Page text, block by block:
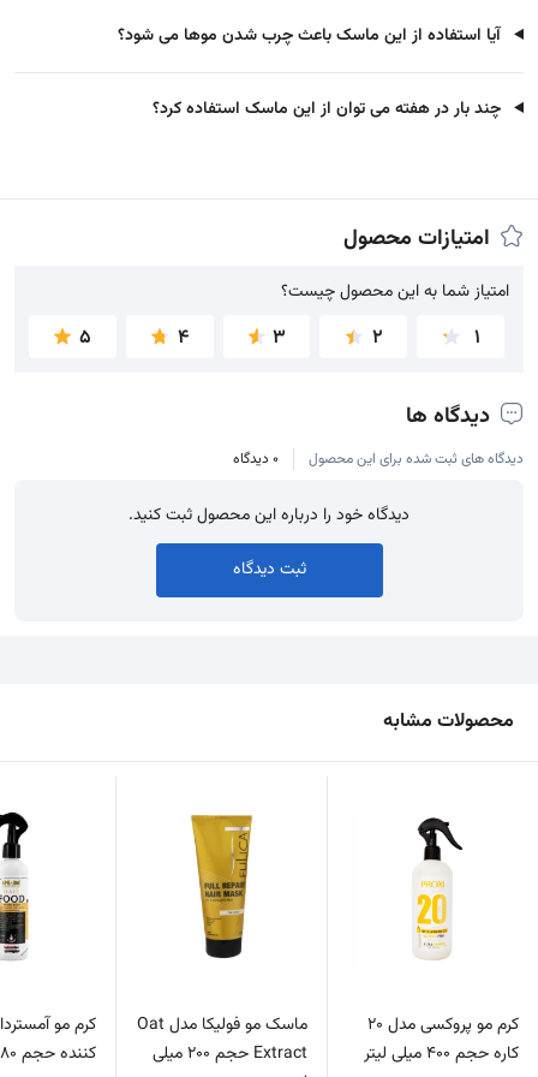
آیا استفاده از این ماسک باعث چرب شدن موها می شود؟
چند بار در هفته می توان از این ماسک استفاده کرد؟
امتیازات محصول
امتیاز شما به این محصول چیست؟
امتیاز شما به این محصول چیست؟
1
2
3
4
5
دیدگاه ها
دیدگاه های ثبت شده برای این محصول 0 دیدگاه
دیدگاه خود را درباره این محصول ثبت کنید.
ثبت دیدگاه
محصولات مشابه
کرم مو پروکسی مدل 20
کاره حجم 400 میلی لیتر
ماسک مو فولیکا مدل Oat
Extract حجم 200 میلی
کرم مو
کننده حجم 280 میلی لیتر